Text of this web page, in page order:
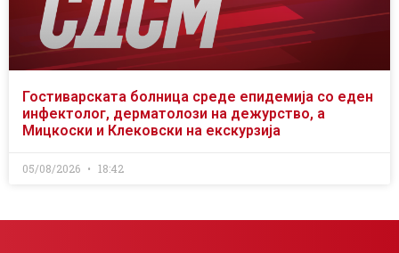
Гостиварската болница среде епидемија со еден
инфектолог, дерматолози на дежурство, а
Мицкоски и Клековски на екскурзија
05/08/2026 18:42